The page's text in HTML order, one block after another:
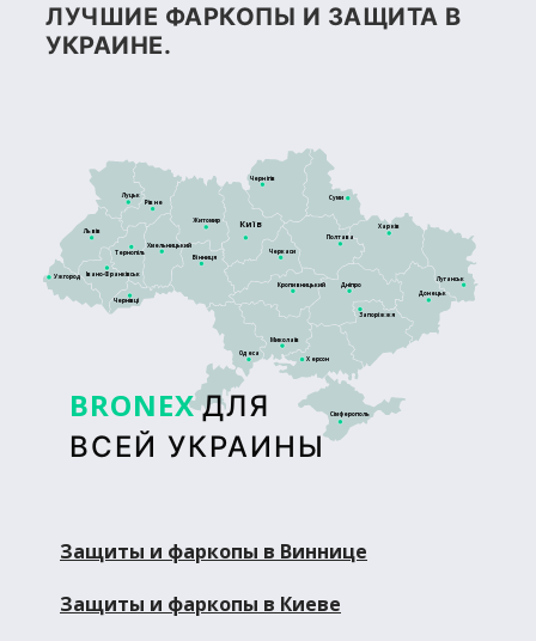
ЛУЧШИЕ ФАРКОПЫ И ЗАЩИТА В
УКРАИНЕ.
BRONEX ДЛЯ
ВСЕЙ УКРАИНЫ
Сімферополь
Луцьк
Київ
Житомир
Тернопіль
Рівне
Львів
Дніпро
Кропивницький
Харків
Полтава
Черкаси
Суми
Чернігів
Запоріжжя
Херсон
Донецьк
Луганськ
Ужгород
Чернівці
Вінниця
Хмельницький
Івано-Франківськ
Миколаїв
Одеса
Защиты и фаркопы в Виннице
Защиты и фаркопы в Киеве